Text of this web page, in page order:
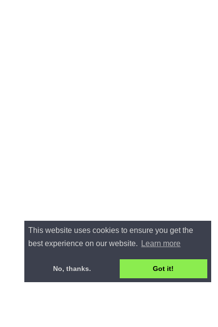
This website uses cookies to ensure you get the
best experience on our website.
Learn more
No, thanks. Got it!